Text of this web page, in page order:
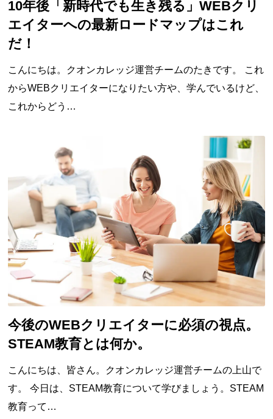
10年後「新時代でも生き残る」WEBクリ
エイターへの最新ロードマップはこれ
だ！
こんにちは。クオンカレッジ運営チームのたきです。 これ
からWEBクリエイターになりたい方や、学んでいるけど、
これからどう…
今後のWEBクリエイターに必須の視点。
STEAM教育とは何か。
こんにちは、皆さん。クオンカレッジ運営チームの上山で
す。 今日は、STEAM教育について学びましょう。STEAM
教育って…